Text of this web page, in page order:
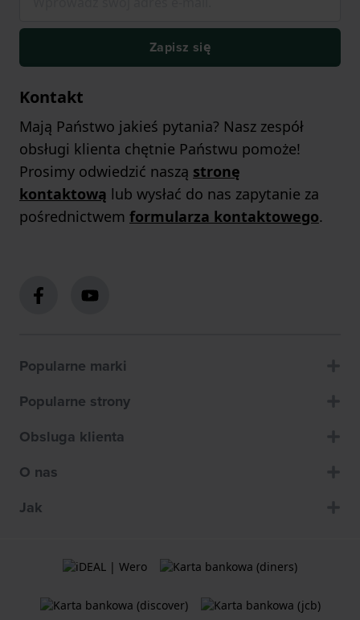
Zapisz się
Kontakt
Mają Państwo jakieś pytania? Nasz zespół
obsługi klienta chętnie Państwu pomoże!
Prosimy odwiedzić naszą stronę
kontaktową lub wysłać do nas zapytanie za
pośrednictwem formularza kontaktowego.
Popularne marki
Popularne strony
Obsluga klienta
O nas
Jak